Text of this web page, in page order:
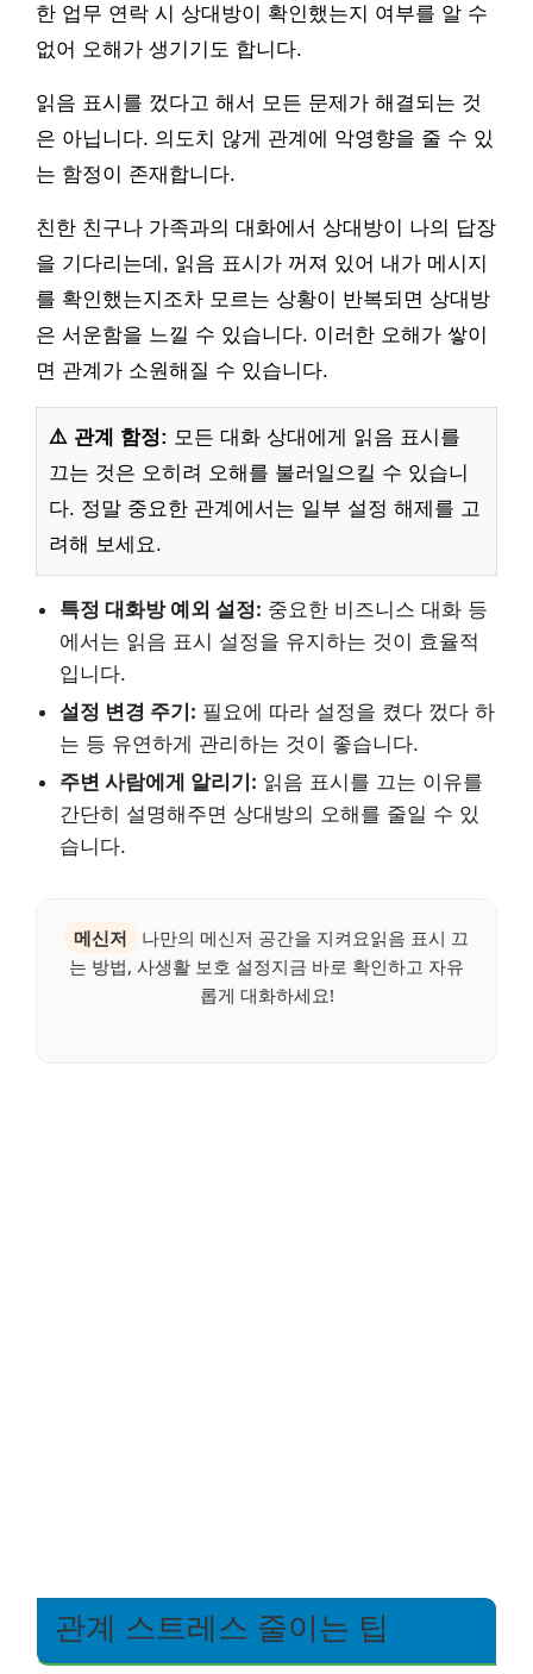
한 업무 연락 시 상대방이 확인했는지 여부를 알 수
없어 오해가 생기기도 합니다.
읽음 표시를 껐다고 해서 모든 문제가 해결되는 것
은 아닙니다. 의도치 않게 관계에 악영향을 줄 수 있
는 함정이 존재합니다.
친한 친구나 가족과의 대화에서 상대방이 나의 답장
을 기다리는데, 읽음 표시가 꺼져 있어 내가 메시지
를 확인했는지조차 모르는 상황이 반복되면 상대방
은 서운함을 느낄 수 있습니다. 이러한 오해가 쌓이
면 관계가 소원해질 수 있습니다.
⚠️ 관계 함정: 모든 대화 상대에게 읽음 표시를
끄는 것은 오히려 오해를 불러일으킬 수 있습니
다. 정말 중요한 관계에서는 일부 설정 해제를 고
려해 보세요.
특정 대화방 예외 설정: 중요한 비즈니스 대화 등
에서는 읽음 표시 설정을 유지하는 것이 효율적
입니다.
설정 변경 주기: 필요에 따라 설정을 켰다 껐다 하
는 등 유연하게 관리하는 것이 좋습니다.
주변 사람에게 알리기: 읽음 표시를 끄는 이유를
간단히 설명해주면 상대방의 오해를 줄일 수 있
습니다.
메신저
나만의 메신저 공간을 지켜요읽음 표시 끄
는 방법, 사생활 보호 설정지금 바로 확인하고 자유
롭게 대화하세요!
관계 스트레스 줄이는 팁